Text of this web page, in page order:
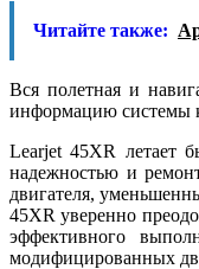
Читайте также:
Вся полетная и
информацию системы
Learjet 45XR летает
надежностью и
двигателя,
45XR уверенно
эффективного
модифицированных